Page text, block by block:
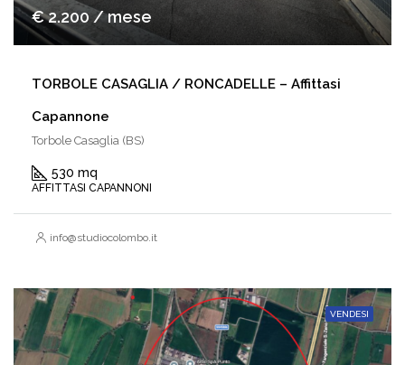
€ 2.200 / mese
TORBOLE CASAGLIA / RONCADELLE – Affittasi
Capannone
Torbole Casaglia (BS)
530 mq
AFFITTASI CAPANNONI
info@studiocolombo.it
VENDESI